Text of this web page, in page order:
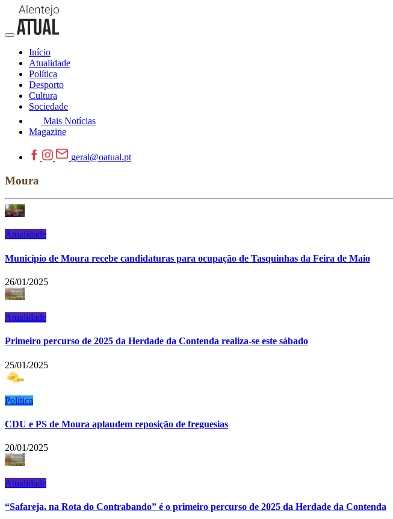
Início
Atualidade
Política
Desporto
Cultura
Sociedade
Mais Notícias
Magazine
geral@oatual.pt
Moura
Atualidade
Município de Moura recebe candidaturas para ocupação de Tasquinhas da Feira de Maio
26/01/2025
Atualidade
Primeiro percurso de 2025 da Herdade da Contenda realiza-se este sábado
25/01/2025
Política
CDU e PS de Moura aplaudem reposição de freguesias
20/01/2025
Atualidade
“Safareja, na Rota do Contrabando” é o primeiro percurso de 2025 da Herdade da Contenda